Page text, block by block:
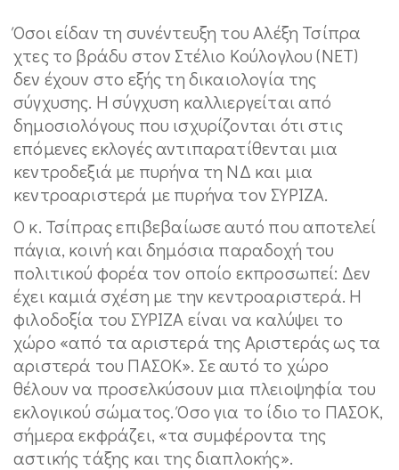
Όσοι είδαν τη συνέντευξη του Αλέξη Τσίπρα
χτες το βράδυ στον Στέλιο Κούλογλου (ΝΕΤ)
δεν έχουν στο εξής τη δικαιολογία της
σύγχυσης. Η σύγχυση καλλιεργείται από
δημοσιολόγους που ισχυρίζονται ότι στις
επόμενες εκλογές αντιπαρατίθενται μια
κεντροδεξιά με πυρήνα τη ΝΔ και μια
κεντροαριστερά με πυρήνα τον ΣΥΡΙΖΑ.
Ο κ. Τσίπρας επιβεβαίωσε αυτό που αποτελεί
πάγια, κοινή και δημόσια παραδοχή του
πολιτικού φορέα τον οποίο εκπροσωπεί: Δεν
έχει καμιά σχέση με την κεντροαριστερά. Η
φιλοδοξία του ΣΥΡΙΖΑ είναι να καλύψει το
χώρο «από τα αριστερά της Αριστεράς ως τα
αριστερά του ΠΑΣΟΚ». Σε αυτό το χώρο
θέλουν να προσελκύσουν μια πλειοψηφία του
εκλογικού σώματος. Όσο για το ίδιο το ΠΑΣΟΚ,
σήμερα εκφράζει, «τα συμφέροντα της
αστικής τάξης και της διαπλοκής».